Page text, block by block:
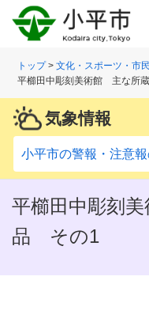
トップ>文化・スポーツ・市
平櫛田中彫刻美術館 主な所
気象情報
小平市の警報・注意
平櫛田中彫刻
品 その1